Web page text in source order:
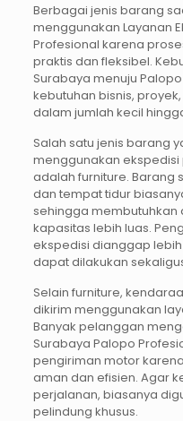
Berbagai jenis barang
menggunakan Layanan
Profesional karena
praktis dan fleksibel.
Surabaya menuju
kebutuhan bisnis,
dalam jumlah kecil
Salah satu jenis barang
menggunakan
adalah furniture. Barang
dan tempat tidur
sehingga
kapasitas lebih luas.
ekspedisi dianggap
dapat dilakukan
Selain furniture,
dikirim menggunakan
Banyak pelanggan
Surabaya Palopo
pengiriman motor
aman dan efisien. Agar
perjalanan, biasanya
pelindung khusus.